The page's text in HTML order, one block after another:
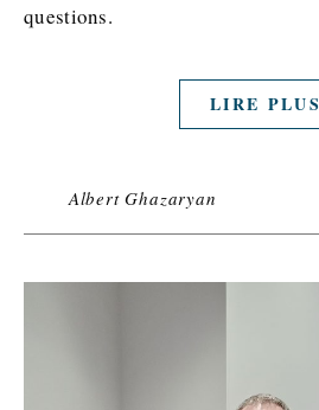
questions.
LIRE PLUS
Albert Ghazaryan